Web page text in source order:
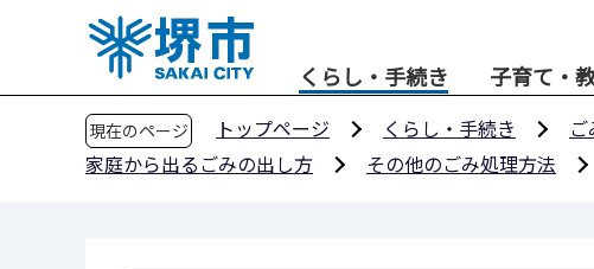
くらし・手続き 子育て・
現在のページ トップページ くらし・手続き
家庭から出るごみの出し方
その他のごみ処理方法